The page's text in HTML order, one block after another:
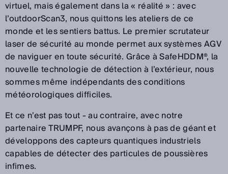
virtuel, mais également dans la « réalité » : avec
l’outdoorScan3, nous quittons les ateliers de ce
monde et les sentiers battus. Le premier scrutateur
laser de sécurité au monde permet aux systèmes AGV
de naviguer en toute sécurité. Grâce à SafeHDDM®, la
nouvelle technologie de détection à l’extérieur, nous
sommes même indépendants des conditions
météorologiques difficiles.
Et ce n’est pas tout - au contraire, avec notre
partenaire TRUMPF, nous avançons à pas de géant et
développons des capteurs quantiques industriels
capables de détecter des particules de poussières
infimes.